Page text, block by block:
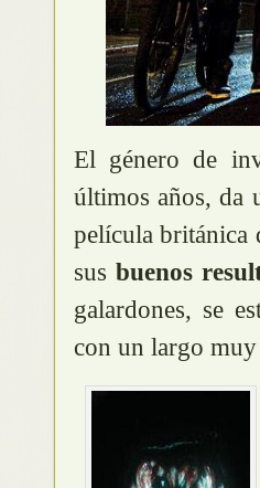
El género de
últimos años, da
película británica
susbuenos
galardones, se
con un largo